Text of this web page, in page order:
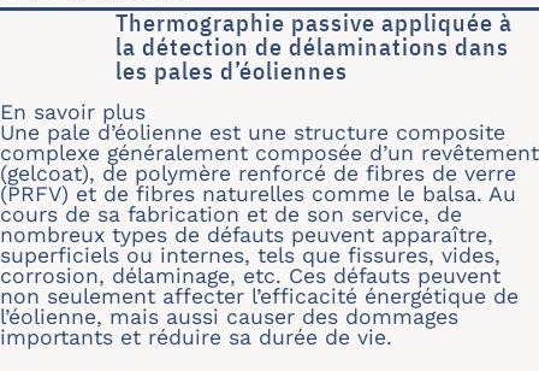
Thermographie passive appliquée à
la détection de délaminations dans
les pales d’éoliennes
En savoir plus
Une pale d’éolienne est une structure composite
complexe généralement composée d’un revêtement
(gelcoat), de polymère renforcé de fibres de verre
(PRFV) et de fibres naturelles comme le balsa. Au
cours de sa fabrication et de son service, de
nombreux types de défauts peuvent apparaître,
superficiels ou internes, tels que fissures, vides,
corrosion, délaminage, etc. Ces défauts peuvent
non seulement affecter l’efficacité énergétique de
l’éolienne, mais aussi causer des dommages
importants et réduire sa durée de vie.